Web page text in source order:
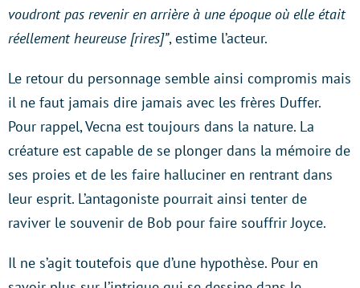
voudront pas revenir en arrière à une époque où elle était
réellement heureuse [rires]”, estime l’acteur.
Le retour du personnage semble ainsi compromis mais
il ne faut jamais dire jamais avec les frères Duffer.
Pour rappel, Vecna est toujours dans la nature. La
créature est capable de se plonger dans la mémoire de
ses proies et de les faire halluciner en rentrant dans
leur esprit. L’antagoniste pourrait ainsi tenter de
raviver le souvenir de Bob pour faire souffrir Joyce.
Il ne s’agit toutefois que d’une hypothèse. Pour en